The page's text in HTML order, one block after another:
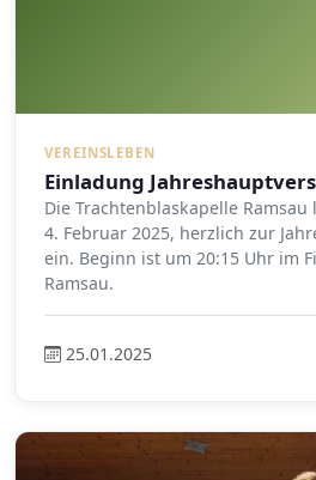
VEREINSLEBEN
Einladung
Die Trachtenblaskapelle
4. Februar 2025, herzlich zur
ein. Beginn ist um 20:15 Uhr im
Ramsau.
25.01.2025